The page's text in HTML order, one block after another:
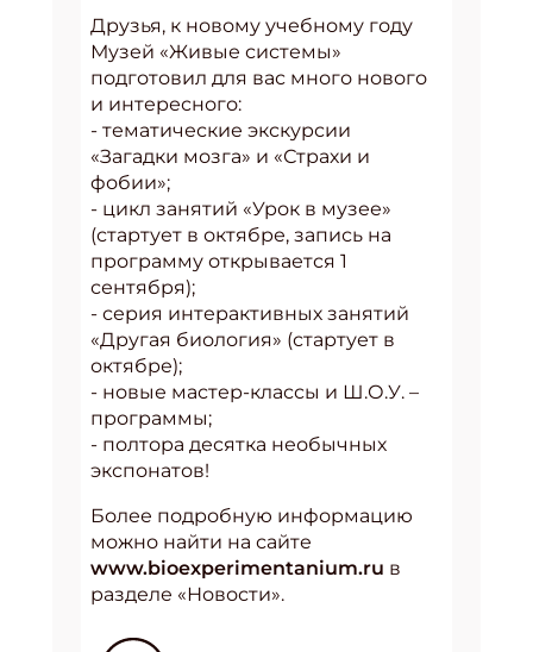
Друзья, к новому учебному году
Музей «Живые системы»
подготовил для вас много нового
и интересного:
- тематические экскурсии
«Загадки мозга» и «Страхи и
фобии»;
- цикл занятий «Урок в музее»
(стартует в октябре, запись на
программу открывается 1
сентября);
- серия интерактивных занятий
«Другая биология» (стартует в
октябре);
- новые мастер-классы и Ш.О.У. –
программы;
- полтора десятка необычных
экспонатов!
Более подробную информацию
можно найти на сайте
www.bioexperimentanium.ru в
разделе «Новости».